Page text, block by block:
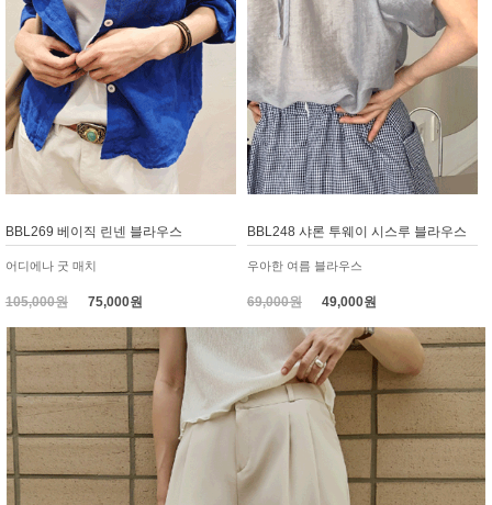
BBL269 베이직 린넨 블라우스
어디에나 굿 매치
105,000원75,000원
BBL248 샤론 투웨이 시스루 블라우스
우아한 여름 블라우스
69,000원49,000원